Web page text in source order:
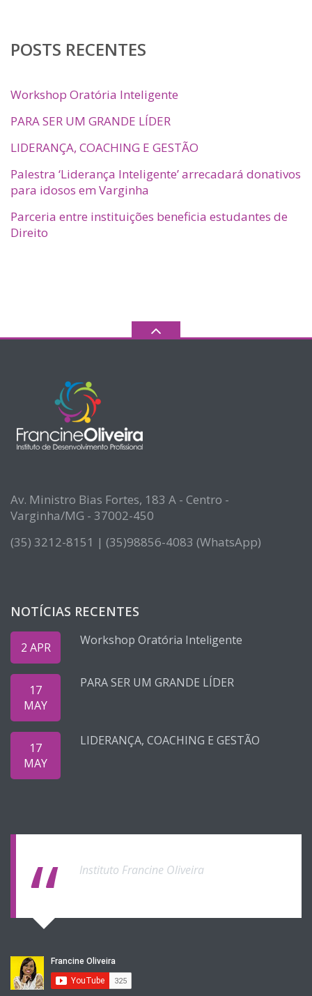
POSTS RECENTES
Workshop Oratória Inteligente
PARA SER UM GRANDE LÍDER
LIDERANÇA, COACHING E GESTÃO
Palestra ‘Liderança Inteligente’ arrecadará donativos
para idosos em Varginha
Parceria entre instituições beneficia estudantes de
Direito
Av. Ministro Bias Fortes, 183 A - Centro -
Varginha/MG - 37002-450
(35) 3212-8151 | (35)98856-4083 (WhatsApp)
NOTÍCIAS RECENTES
2 APR Workshop Oratória Inteligente
17
MAY
PARA SER UM GRANDE LÍDER
17
MAY
LIDERANÇA, COACHING E GESTÃO
Instituto Francine Oliveira